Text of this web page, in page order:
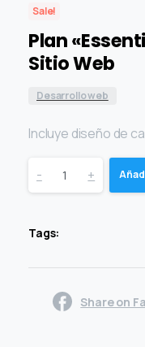
Sale!
Plan
Sitio Web
Desarrollo web
Incluye diseño de
- +
Tags:
Share on